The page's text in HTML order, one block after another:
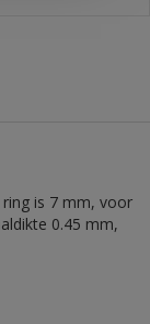
is 7 mm, voor
0.45 mm,